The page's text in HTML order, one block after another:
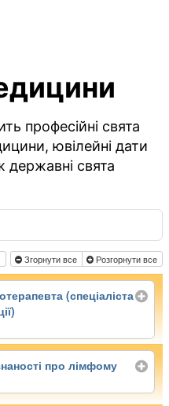
професійні свята
ювілейні дати
державні свята
Згорнути все Розгорнути все
(спеціаліста
про лімфому